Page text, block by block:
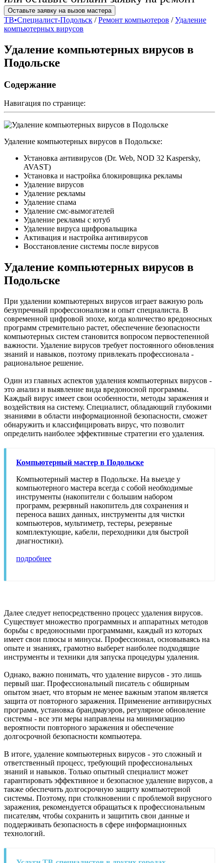
Оставьте заявку на вызов мастера
ТВ•Специалист-Подольск /Ремонт компьютеров /Удаление
компьютерных вирусов
Удаление компьютерных вирусов в
Подольске
Содержание
Навигация по странице:
Удаление компьютерных вирусов в Подольске:
Установка антивирусов (Dr. Web, NOD 32 Kaspersky,
AVAST)
Установка и настройка блокировщика рекламы
Удаление вирусов
Удаление рекламы
Удаление спама
Удаление смс-вымогателей
Удаление рекламы с ютуб
Удаление вируса щифровальщика
Активация и настройка антивирусов
Восстановление системы после вирусов
Удаление компьютерных вирусов в
Подольске
При удалении компьютерных вирусов играет важную роль
безупречный профессионализм и опыт специалиста. В
современной цифровой эпохе, когда количество вредоносных
программ стремительно растет, обеспечение безопасности
компьютерных систем становится вопросом первостепенной
важности. Удаление вирусов требует постоянного обновления
знаний и навыков, поэтому привлекать профессионала -
рациональное решение.
Один из главных аспектов удаления компьютерных вирусов -
это анализ и выявление вида вредоносной программы.
Каждый вирус имеет свои особенности, методы заражения и
воздействия на систему. Специалист, обладающий глубокими
знаниями в области информационной безопасности, сможет
обнаружить и классифицировать вирус, что позволит
определить наиболее эффективные стратегии его удаления.
Компьютерный мастер в Подольске
Компьютерный мастер в Подольске. На выезде у
компьютерного мастера всегда с собой необходимые
инструменты (накопители с большим набором
программ, резервный накопитель для сохранения и
переноса ваших данных, инструменты для чистки
компьютеров, мультиметр, тестеры, резервные
комплектующие, кабели, переходники для быстрой
диагностики).
подробнее
Далее следует непосредственно процесс удаления вирусов.
Существует множество программных и аппаратных методов
борьбы с вредоносными программами, каждый из которых
имеет свои плюсы и минусы. Профессионал, основываясь на
опыте и знаниях, грамотно выберет наиболее подходящие
инструменты и техники для запуска процедуры удаления.
Однако, важно понимать, что удаление вирусов - это лишь
первый шаг. Профессиональный писатель с обширным
опытом знает, что вторым не менее важным этапом является
защита от повторного заражения. Применение антивирусных
программ, установка брандмауэров, регулярное обновление
системы - все эти меры направлены на минимизацию
вероятности повторного заражения и обеспечение
долгосрочной безопасности компьютера.
В итоге, удаление компьютерных вирусов - это сложный и
ответственный процесс, требующий профессиональных
знаний и навыков. Только опытный специалист может
гарантировать эффективное и безопасное удаление вирусов, а
также обеспечить долгосрочную защиту компьютерной
системы. Поэтому, при столкновении с проблемой вирусного
заражения, рекомендуется обращаться к профессиональным
писателям, чтобы сохранить и защитить свои данные и
поддерживать безопасность в сфере информационных
технологий.